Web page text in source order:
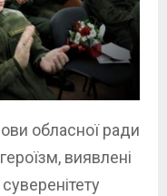
обласної ради
виявлені